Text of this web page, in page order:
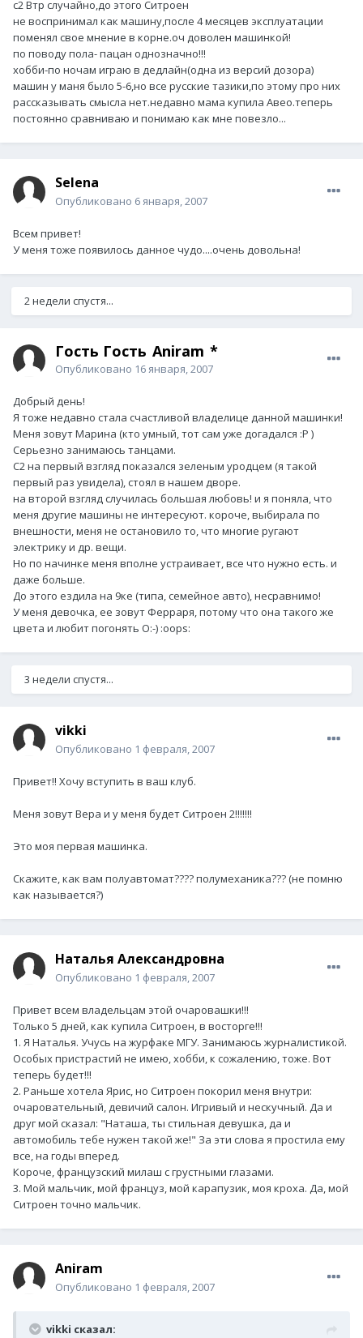
с2 Втр случайно,до этого Ситроен
не воспринимал как машину,после 4 месяцев эксплуатации
поменял свое мнение в корне.оч доволен машинкой!
по поводу пола- пацан однозначно!!!
хобби-по ночам играю в дедлайн(одна из версий дозора)
машин у маня было 5-6,но все русские тазики,по этому про них
рассказывать смысла нет.недавно мама купила Авео.теперь
постоянно сравниваю и понимаю как мне повезло...
Selena
Опубликовано 6 января, 2007
Всем привет!
У меня тоже появилось данное чудо....очень довольна!
2 недели спустя...
Гость Гость_Aniram_*
Опубликовано 16 января, 2007
Добрый день!
Я тоже недавно стала счастливой владелице данной машинки!
Меня зовут Марина (кто умный, тот сам уже догадался :P )
Серьезно занимаюсь танцами.
С2 на первый взгляд показался зеленым уродцем (я такой
первый раз увидела), стоял в нашем дворе.
на второй взгляд случилась большая любовь! и я поняла, что
меня другие машины не интересуют. короче, выбирала по
внешности, меня не остановило то, что многие ругают
электрику и др. вещи.
Но по начинке меня вполне устраивает, все что нужно есть. и
даже больше.
До этого ездила на 9ке (типа, семейное авто), несравнимо!
У меня девочка, ее зовут Ферраря, потому что она такого же
цвета и любит погонять O:-) :oops:
3 недели спустя...
vikki
Опубликовано 1 февраля, 2007
Привет!! Хочу вступить в ваш клуб.
Меня зовут Вера и у меня будет Ситроен 2!!!!!!!
Это моя первая машинка.
Скажите, как вам полуавтомат???? полумеханика??? (не помню
как называется?)
Наталья Александровна
Опубликовано 1 февраля, 2007
Привет всем владельцам этой очаровашки!!!
Только 5 дней, как купила Ситроен, в восторге!!!
1. Я Наталья. Учусь на журфаке МГУ. Занимаюсь журналистикой.
Особых пристрастий не имею, хобби, к сожалению, тоже. Вот
теперь будет!!!
2. Раньше хотела Ярис, но Ситроен покорил меня внутри:
очаровательный, девичий салон. Игривый и нескучный. Да и
друг мой сказал: "Наташа, ты стильная девушка, да и
автомобиль тебе нужен такой же!" За эти слова я простила ему
все, на годы вперед.
Короче, французский милаш с грустными глазами.
3. Мой мальчик, мой француз, мой карапузик, моя кроха. Да, мой
Ситроен точно мальчик.
Aniram
Опубликовано 1 февраля, 2007
vikki сказал: